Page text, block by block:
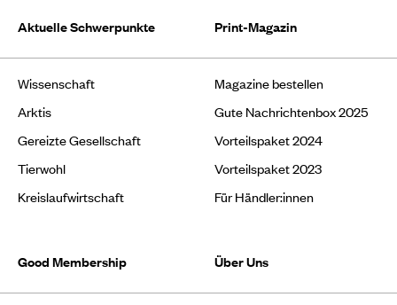
Aktuelle Schwerpunkte
Wissenschaft
Arktis
Gereizte Gesellschaft
Tierwohl
Kreislaufwirtschaft
Print-Magazin
Magazine bestellen
Gute Nachrichtenbox 2025
Vorteilspaket 2024
Vorteilspaket 2023
Für Händler:innen
Good Membership Über Uns